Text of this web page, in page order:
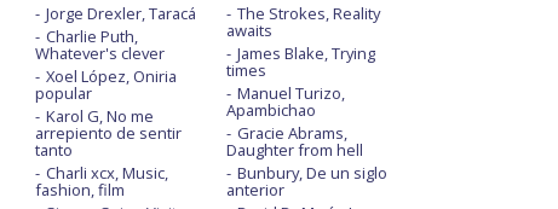
Jorge Drexler, Taracá
Charlie Puth,
Whatever's clever
Xoel López, Oniria
popular
Karol G, No me
arrepiento de sentir
tanto
Charli xcx, Music,
fashion, film
The Strokes, Reality
awaits
James Blake, Trying
times
Manuel Turizo,
Apambichao
Gracie Abrams,
Daughter from hell
Bunbury, De un siglo
anterior